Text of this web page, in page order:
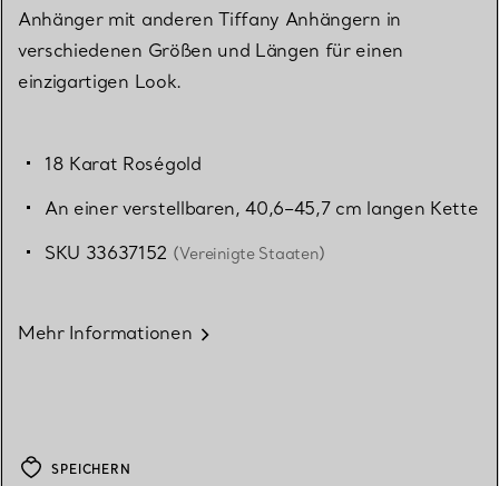
Anhänger mit anderen Tiffany Anhängern in
verschiedenen Größen und Längen für einen
einzigartigen Look.
18 Karat Roségold
An einer verstellbaren, 40,6–45,7 cm langen Kette
SKU 33637152 (Vereinigte Staaten)
Mehr Informationen
SPEICHERN